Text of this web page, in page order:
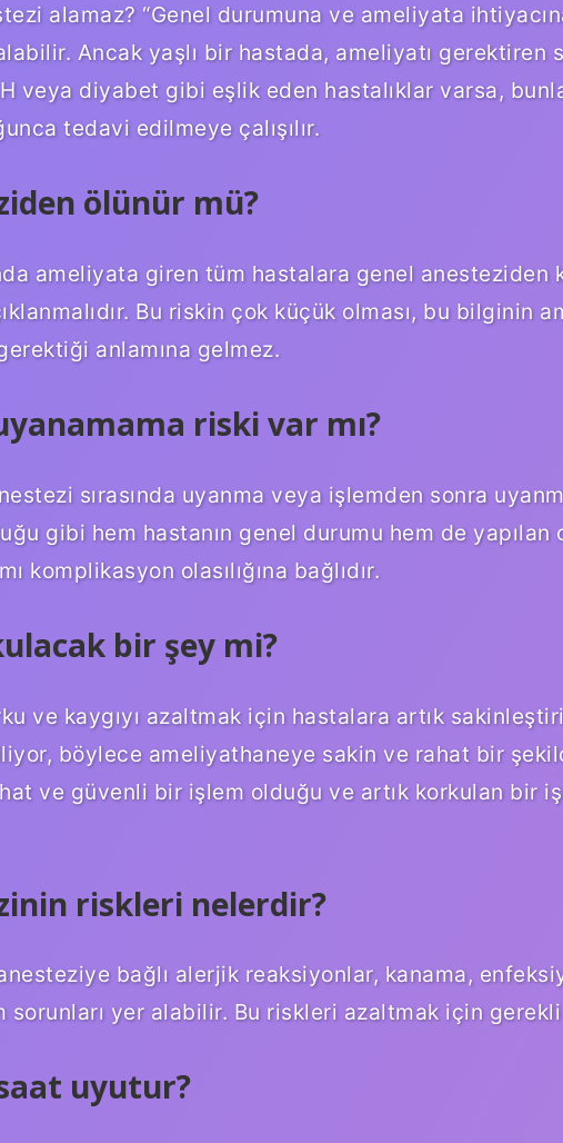
alamaz? “Genel durumuna ve ameliyata
Ancak yaşlı bir hastada, ameliyatı gerektiren
veya diyabet gibi eşlik eden hastalıklar varsa,
tedavi edilmeye çalışılır.
ölünür mü?
ameliyata giren tüm hastalara genel anesteziden
Bu riskin çok küçük olması, bu bilginin
anlamına gelmez.
riski var mı?
sırasında uyanma veya işlemden sonra
gibi hem hastanın genel durumu hem de yapılan
komplikasyon olasılığına bağlıdır.
bir şey mi?
ve kaygıyı azaltmak için hastalara artık
böylece ameliyathaneye sakin ve rahat bir
ve güvenli bir işlem olduğu ve artık korkulan bir
riskleri nelerdir?
bağlı alerjik reaksiyonlar, kanama,
sorunları yer alabilir. Bu riskleri azaltmak için gerekli
uyutur?